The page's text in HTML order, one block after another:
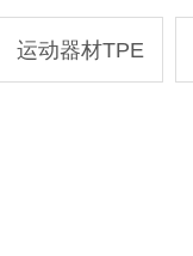
运动器材TPE